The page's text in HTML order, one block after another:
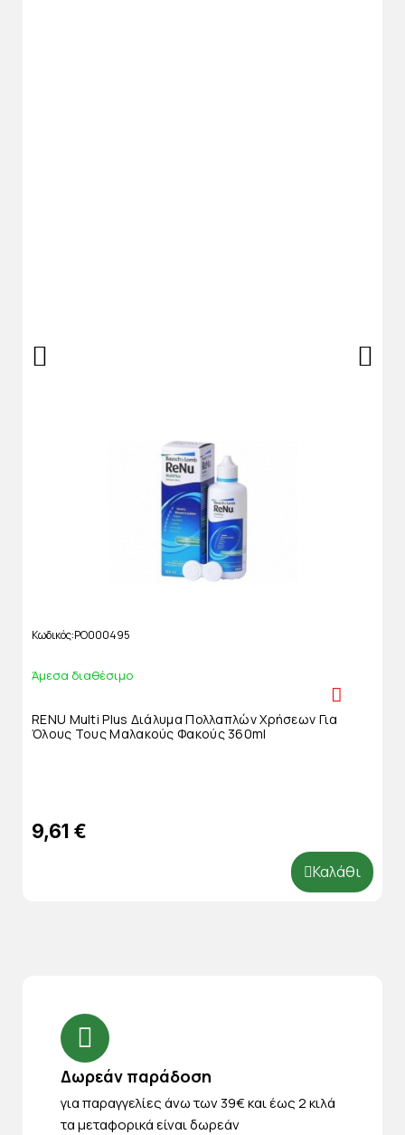
Κωδικός PO000495
Άμεσα διαθέσιμο
RENU Multi Plus Διάλυμα Πολλαπλών Χρήσεων Για
Όλους Τους Μαλακούς Φακούς 360ml
9,61 €
Καλάθι
Δωρεάν παράδοση
για παραγγελίες άνω των 39€ και έως 2 κιλά
τα μεταφορικά είναι δωρεάν